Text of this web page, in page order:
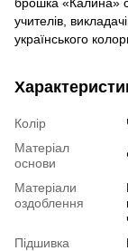
учителів,
українського
Колір
Матеріал
основи
Матеріали
оздоблення
Підшивка